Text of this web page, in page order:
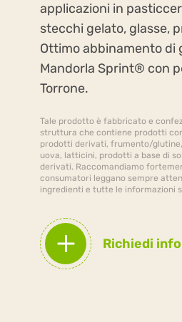
applicazioni in
stecchi gelato, glasse,
Ottimo abbinamento di
Mandorla Sprint® con
Torrone.
Tale prodotto è fabbricato e
struttura che contiene prodotti
prodotti derivati, frumento/
uova, latticini, prodotti a base di
derivati. Raccomandiamo
consumatori leggano sempre
ingredienti e tutte le informazioni
Richiedi